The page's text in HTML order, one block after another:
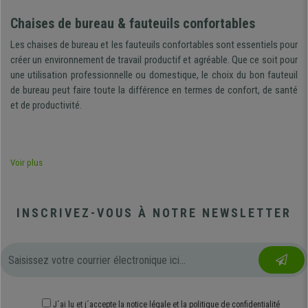
Chaises de bureau & fauteuils confortables
Les chaises de bureau et les fauteuils confortables sont essentiels pour
créer un environnement de travail productif et agréable. Que ce soit pour
une utilisation professionnelle ou domestique, le choix du bon fauteuil
de bureau peut faire toute la différence en termes de confort, de santé
et de productivité.
Dans tout environnement de travail, les chaises de bureau et les
peut considérablement améliorer le confort, favoriser la santé et
accroître la productivité. Un fauteuil bien adapté procure un soutien
douleurs dorsales, ce qui est essentiel pour conserver une posture
correcte pendant de longues périodes de travail. De plus, un fauteuil
Voir plus
INSCRIVEZ-VOUS À NOTRE NEWSLETTER
J´ai lu et j´accepte la notice légale et la politique de confidentialité